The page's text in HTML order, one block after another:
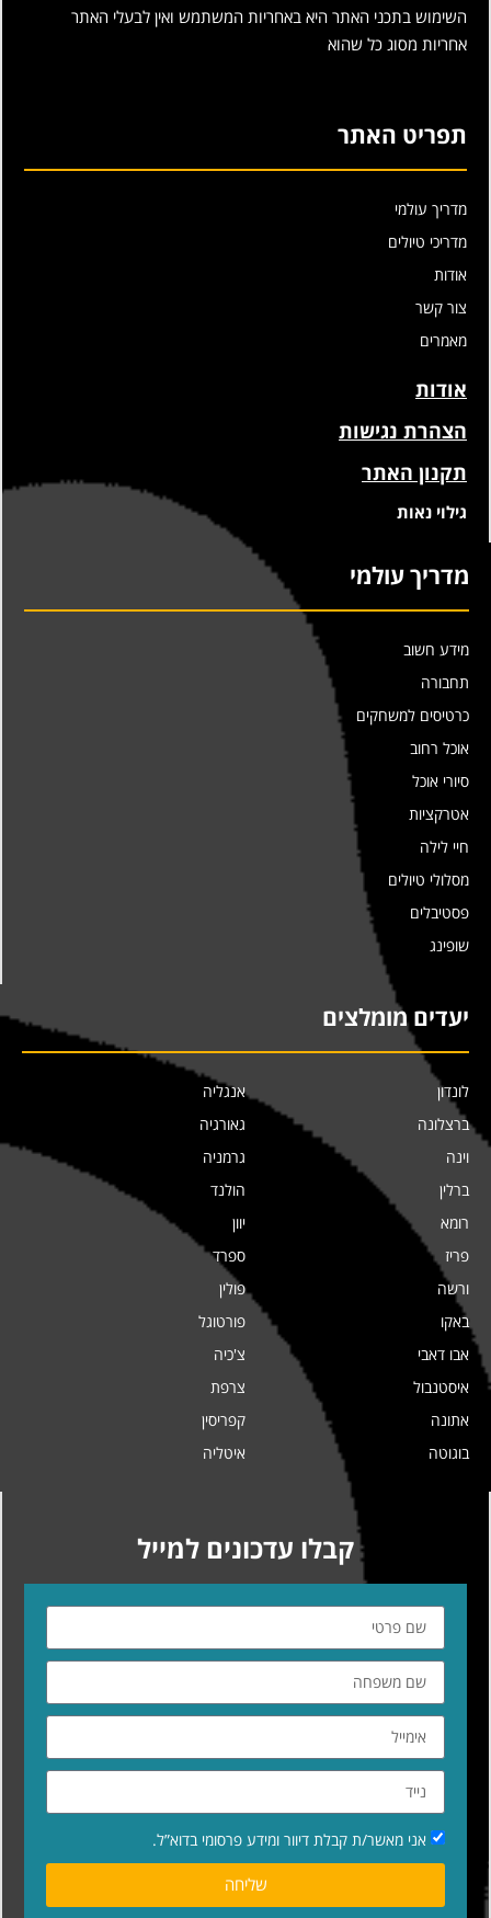
השימוש בתכני האתר היא באחריות המשתמש ואין לבעלי האתר
אחריות מסוג כל שהוא
תפריט האתר
מדריך עולמי
מדריכי טיולים
אודות
צור קשר
מאמרים
אודות
הצהרת נגישות
תקנון האתר
גילוי נאות
מדריך עולמי
מידע חשוב
תחבורה
כרטיסים למשחקים
אוכל רחוב
סיורי אוכל
אטרקציות
חיי לילה
מסלולי טיולים
פסטיבלים
שופינג
יעדים מומלצים
לונדון
ברצלונה
וינה
ברלין
רומא
פריז
ורשה
באקו
אבו דאבי
איסטנבול
אתונה
בוגוטה
אנגליה
גאורגיה
גרמניה
הולנד
יוון
ספרד
פולין
פורטוגל
צ'כיה
צרפת
קפריסין
איטליה
קבלו עדכונים למייל
אני מאשר/ת קבלת דיוור ומידע פרסומי בדוא”ל.
שליחה